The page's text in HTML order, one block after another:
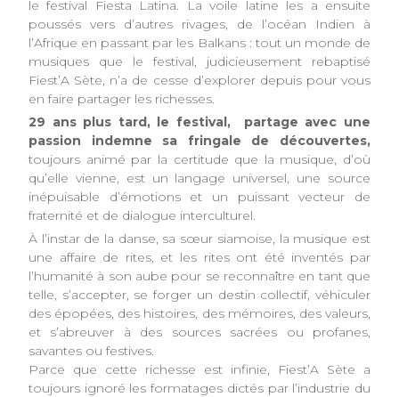
le festival Fiesta Latina. La voile latine les a ensuite
poussés vers d’autres rivages, de l’océan Indien à
l’Afrique en passant par les Balkans : tout un monde de
musiques que le festival, judicieusement rebaptisé
Fiest’A Sète, n’a de cesse d’explorer depuis pour vous
en faire partager les richesses.
29 ans plus tard, le festival, partage avec une
passion indemne sa fringale de découvertes,
toujours animé par la certitude que la musique, d’où
qu’elle vienne, est un langage universel, une source
inépuisable d’émotions et un puissant vecteur de
fraternité et de dialogue interculturel.
À l’instar de la danse, sa sœur siamoise, la musique est
une affaire de rites, et les rites ont été inventés par
l’humanité à son aube pour se reconnaître en tant que
telle, s’accepter, se forger un destin collectif, véhiculer
des épopées, des histoires, des mémoires, des valeurs,
et s’abreuver à des sources sacrées ou profanes,
savantes ou festives.
Parce que cette richesse est infinie, Fiest’A Sète a
toujours ignoré les formatages dictés par l’industrie du